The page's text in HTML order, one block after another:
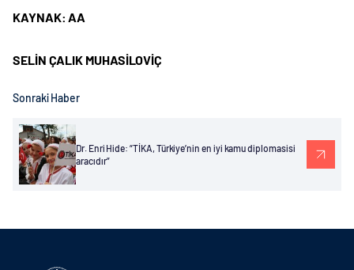
KAYNAK: AA
SELİN ÇALIK MUHASİLOVİÇ
Sonraki Haber
Dr. Enri Hide: “TİKA, Türkiye’nin en iyi kamu diplomasisi
aracıdır”